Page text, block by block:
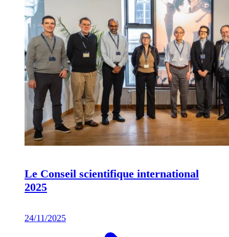
Le Conseil scientifique international
2025
24/11/2025